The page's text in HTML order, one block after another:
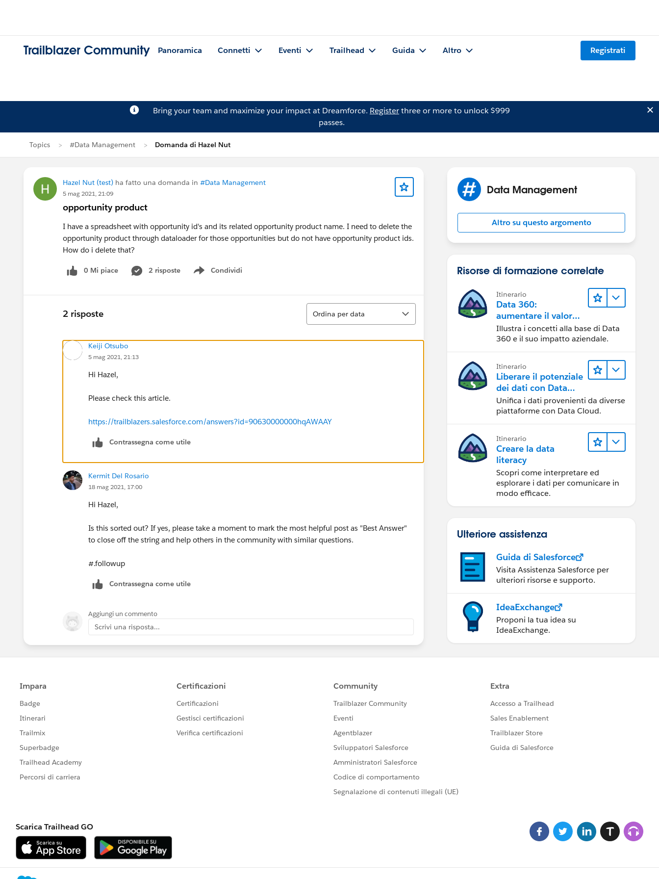
Trailblazer Community Panoramica Connetti Eventi Trailhead Guida Altro Registrati
Bring your team and maximize your impact at Dreamforce. Registerthree or more to unlock $999
passes.
Topics #Data Management Domanda di Hazel Nut
Hazel Nut (test) ha fatto una domanda in #Data Management
5 mag 2021, 21:09
opportunity product
I have a spreadsheet with opportunity id's and its related opportunity product name. I need to delete the
opportunity product through dataloader for those opportunities but do not have opportunity product ids.
How do i delete that?
0 Mi piace 2 risposte Condividi
Show menu
2 risposte
Ordina
Ordina per data
Keiji Otsubo
5 mag 2021, 21:13
Hi Hazel,
Please check this article.
https://trailblazers.salesforce.com/answers?id=90630000000hqAWAAY
Contrassegna come utile
Kermit Del Rosario
18 mag 2021, 17:00
Hi Hazel,
Is this sorted out? If yes, please take a moment to mark the most helpful post as "Best Answer"
to close off the string and help others in the community with similar questions.
#.followup
Contrassegna come utile
Aggiungi un commento
Scrivi una risposta...
Data Management
Altro su questo argomento
Risorse di formazione correlate
Itinerario
Data 360:
aumentare il valore
dei dati
Illustra i concetti alla base di Data
360 e il suo impatto aziendale.
Itinerario
Liberare il potenziale
dei dati con Data
Cloud
Unifica i dati provenienti da diverse
piattaforme con Data Cloud.
Itinerario
Creare la data
literacy
Scopri come interpretare ed
esplorare i dati per comunicare in
modo efficace.
Ulteriore assistenza
Guida di Salesforce
Visita Assistenza Salesforce per
ulteriori risorse e supporto.
IdeaExchange
Proponi la tua idea su
IdeaExchange.